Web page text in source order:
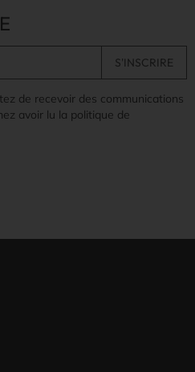
de recevoir des communications
avoir lu la politique de